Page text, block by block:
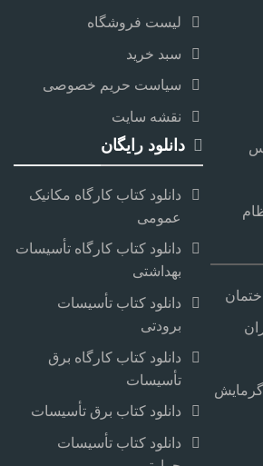
لیست فروشگاه
سبد خرید
سیاست حریم خصوصی
نقشه سایت
گرمایش
دانلود رایگان
دانلود کتاب کارگاه مکانیک
عمومی
دانلود کتاب کارگاه تأسیسات
بهداشتی
دانلود کتاب تأسیسات
برودتی
دانلود کتاب کارگاه برق
تأسیسات
دانلود کتاب برق تأسیسات
دانلود کتاب تأسیسات